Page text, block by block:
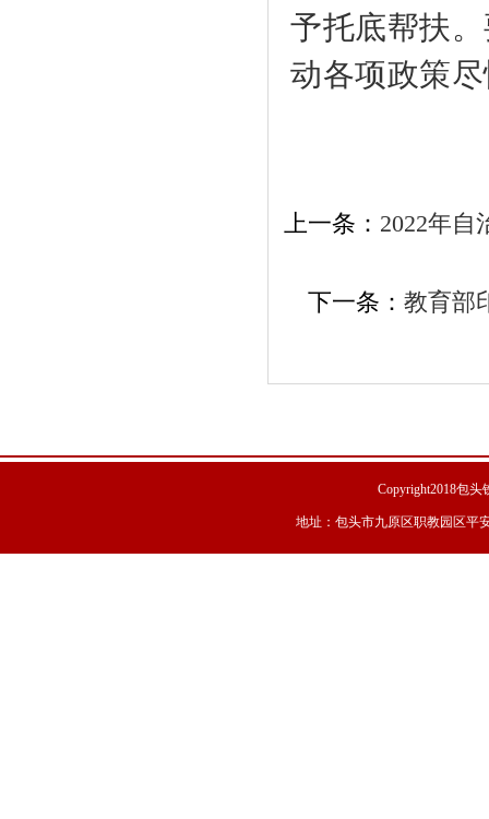
予托底帮扶
动各项政策
上一条： 2022年
下一条： 教育部
Copyright2018包
地址：包头市九原区职教园区平